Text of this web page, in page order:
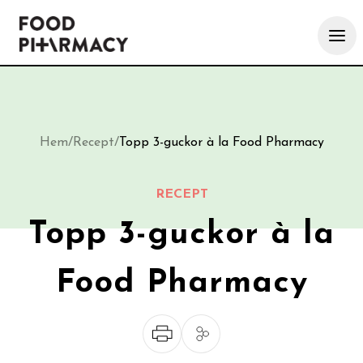
Hem/Recept/Topp 3-guckor à la Food Pharmacy
RECEPT
Topp 3-guckor à la
Food Pharmacy